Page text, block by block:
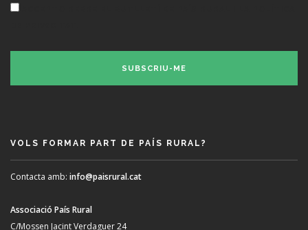
VOLS FORMAR PART DE PAÍS RURAL?
Contacta amb: info@paisrural.cat
Associació País Rural
C/Mossen Jacint Verdaguer 24